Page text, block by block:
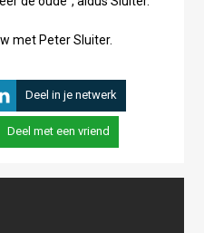
met Peter Sluiter.
Deel in je netwerk
Deel met een vriend